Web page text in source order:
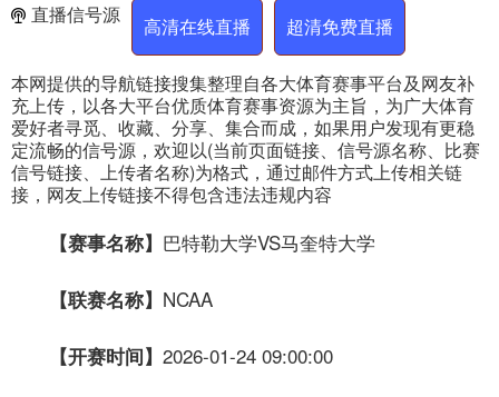
直播信号源 高清在线直播 超清免费直播
本网提供的导航链接搜集整理自各大体育赛事平台及网友补
充上传，以各大平台优质体育赛事资源为主旨，为广大体育
爱好者寻觅、收藏、分享、集合而成，如果用户发现有更稳
定流畅的信号源，欢迎以(当前页面链接、信号源名称、比赛
信号链接、上传者名称)为格式，通过邮件方式上传相关链
接，网友上传链接不得包含违法违规内容
【赛事名称】 巴特勒大学VS马奎特大学
【联赛名称】 NCAA
【开赛时间】 2026-01-24 09:00:00